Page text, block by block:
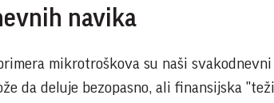
navika
mikrotroškova su naši
da deluje bezopasno, ali finansijska